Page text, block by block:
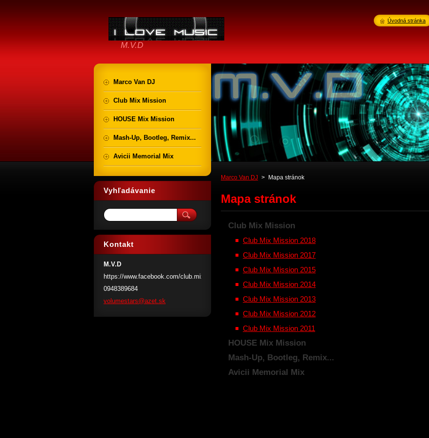
M.V.D
Marco Van DJ > Mapa stránok
Mapa stránok
Club Mix Mission
Club Mix Mission 2018
Club Mix Mission 2017
Club Mix Mission 2015
Club Mix Mission 2014
Club Mix Mission 2013
Club Mix Mission 2012
Club Mix Mission 2011
HOUSE Mix Mission
Mash-Up, Bootleg, Remix...
Avicii Memorial Mix
Marco Van DJ
Club Mix Mission
HOUSE Mix Mission
Mash-Up, Bootleg, Remix...
Avicii Memorial Mix
Vyhľadávanie
Kontakt
M.V.D
https://www.facebook.com/club.mix.mission/
0948389684
volumestars@azet.sk
Úvodná stránka